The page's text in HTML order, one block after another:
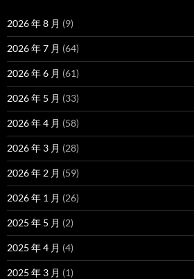
2026 年 8 月 (9)
2026 年 7 月 (64)
2026 年 6 月 (61)
2026 年 5 月 (33)
2026 年 4 月 (58)
2026 年 3 月 (28)
2026 年 2 月 (59)
2026 年 1 月 (26)
2025 年 5 月 (2)
2025 年 4 月 (4)
2025 年 3 月 (1)